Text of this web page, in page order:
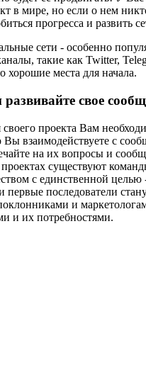
в мире, но если о нем
прогресса и развить
сети - особенно
такие как Twitter,
хорошие места для начала.
свое
проекта Вам
Вы взаимодействуете с
на их вопросы и
существуют
с единственной целью
первые последователи
и
и их потребностями.